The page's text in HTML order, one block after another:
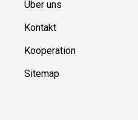
Über uns
Kontakt
Kooperation
Sitemap